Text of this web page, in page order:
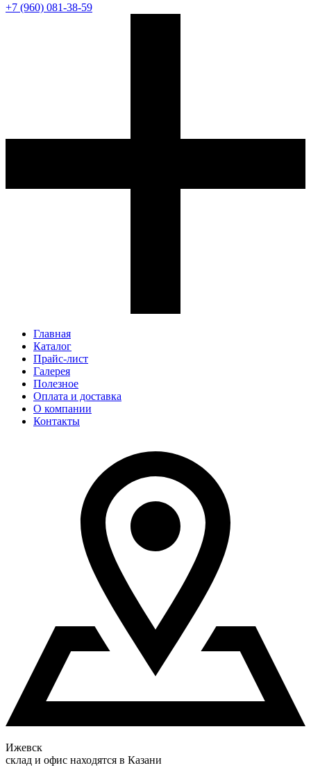
+7 (960) 081-38-59
Главная
Каталог
Прайс-лист
Галерея
Полезное
Оплата и доставка
О компании
Контакты
Ижевск
склад и офис находятся в Казани